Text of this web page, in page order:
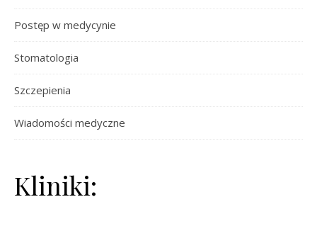
Postęp w medycynie
Stomatologia
Szczepienia
Wiadomości medyczne
Kliniki: